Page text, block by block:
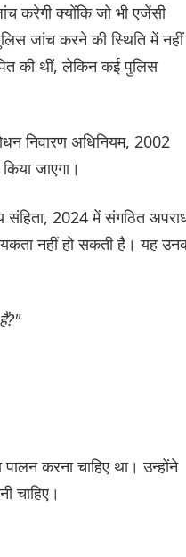
करेगी क्योंकि जो भी एजेंसी
जांच करने की स्थिति में नहीं
की थीं, लेकिन कई पुलिस
निवारण अधिनियम, 2002
जाएगा।
संहिता, 2024 में संगठित
नहीं हो सकती है। यह
करना चाहिए था। उन्होंने
चाहिए।